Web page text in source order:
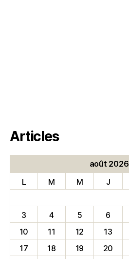
Articles
août 2026
L
M M J
3
4 5 6
10
11 12 13
17
18 19 20